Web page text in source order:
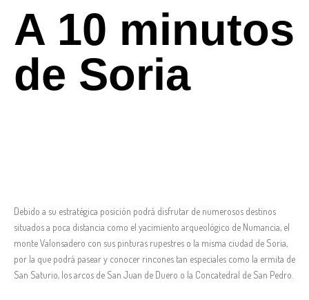
A 10 minutos
de Soria
Debido a su estratégica posición podrá disfrutar de numerosos destinos
situados a poca distancia como el yacimiento arqueológico de Numancia, el
monte Valonsadero con sus pinturas rupestres o la misma ciudad de Soria,
por la que podrá pasear y conocer rincones tan especiales como la ermita de
San Saturio, los arcos de San Juan de Duero o la Concatedral de San Pedro.